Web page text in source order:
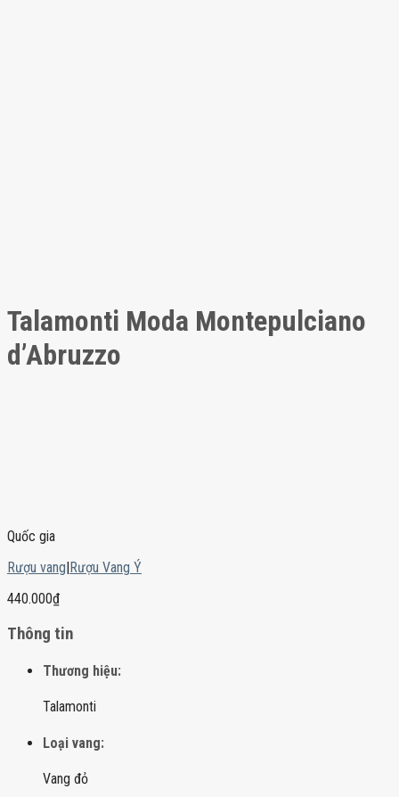
Talamonti Moda Montepulciano
d’Abruzzo
Quốc gia
Rượu vang|Rượu Vang Ý
440.000₫
Thông tin
Thương hiệu:
Talamonti
Loại vang:
Vang đỏ